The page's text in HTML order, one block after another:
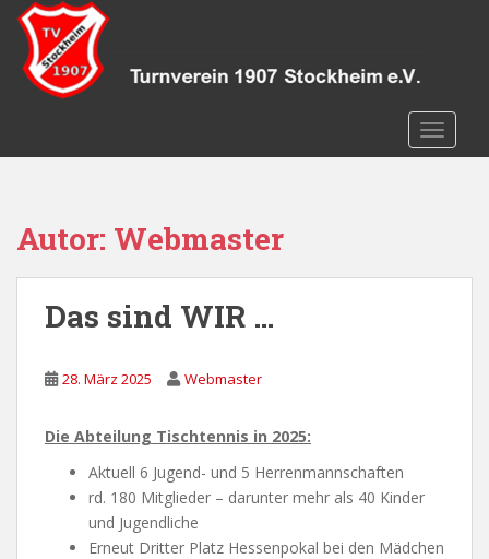
m
Autor: Webmaster
Das sind WIR …
28. März 2025 Webmaster
Die Abteilung Tischtennis in 2025:
Aktuell 6 Jugend- und 5 Herrenmannschaften
rd. 180 Mitglieder – darunter mehr als 40 Kinder
und Jugendliche
Erneut Dritter Platz Hessenpokal bei den Mädchen